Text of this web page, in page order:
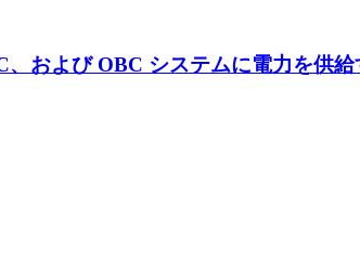
および OBC システムに電力を供